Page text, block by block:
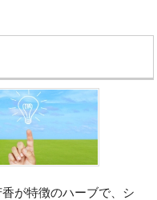
が特徴のハーブで、シ